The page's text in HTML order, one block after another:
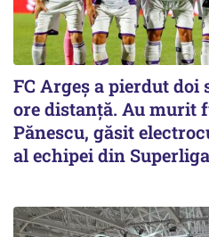
FC Argeș a pierdut doi
ore distanță. Au murit
Pănescu, găsit
al echipei din